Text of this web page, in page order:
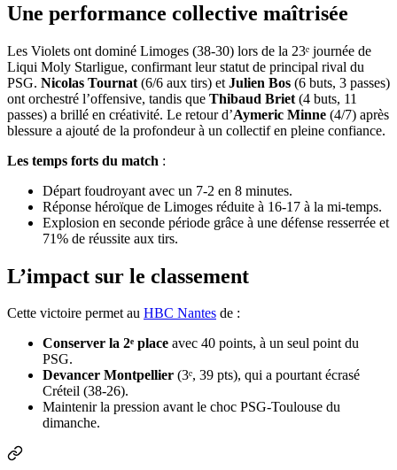
Une performance collective maîtrisée
Les Violets ont dominé Limoges (38-30) lors de la 23ᵉ journée de
Liqui Moly Starligue, confirmant leur statut de principal rival du
PSG. Nicolas Tournat (6/6 aux tirs) et Julien Bos (6 buts, 3 passes)
ont orchestré l’offensive, tandis que Thibaud Briet (4 buts, 11
passes) a brillé en créativité. Le retour d’Aymeric Minne (4/7) après
blessure a ajouté de la profondeur à un collectif en pleine confiance.
Les temps forts du match :
Départ foudroyant avec un 7-2 en 8 minutes.
Réponse héroïque de Limoges réduite à 16-17 à la mi-temps.
Explosion en seconde période grâce à une défense resserrée et
71% de réussite aux tirs.
L’impact sur le classement
Cette victoire permet au HBC Nantes de :
Conserver la 2ᵉ place avec 40 points, à un seul point du
PSG.
Devancer Montpellier (3ᵉ, 39 pts), qui a pourtant écrasé
Créteil (38-26).
Maintenir la pression avant le choc PSG-Toulouse du
dimanche.